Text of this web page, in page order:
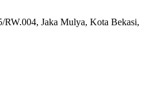
RW.004, Jaka Mulya, Kota Bekasi,